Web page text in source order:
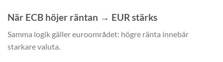
När ECB höjer räntan → EUR stärks
Samma logik gäller euroområdet: högre ränta innebär
starkare valuta.